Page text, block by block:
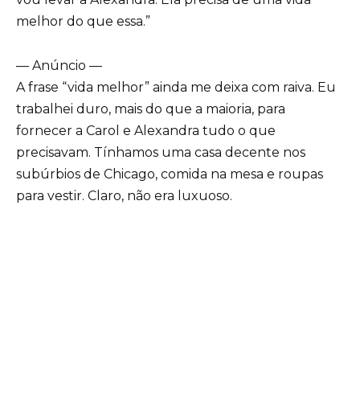
melhor do que essa.”
— Anúncio —
A frase “vida melhor” ainda me deixa com raiva. Eu
trabalhei duro, mais do que a maioria, para
fornecer a Carol e Alexandra tudo o que
precisavam. Tínhamos uma casa decente nos
subúrbios de Chicago, comida na mesa e roupas
para vestir. Claro, não era luxuoso.